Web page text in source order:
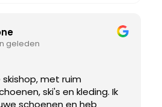
geleden
skishop, met ruim
ski's en kleding. Ik